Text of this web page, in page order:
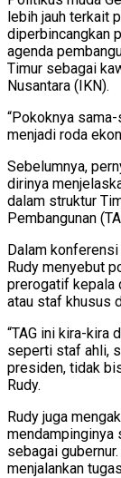
lebih jauh terkait
diperbincangkan
agenda
Timur sebagai
Nusantara (IKN).
“Pokoknya
menjadi roda
Sebelumnya,
dirinya
dalam struktur
Pembangunan
Dalam
Rudy menyebut
prerogatif kepala
atau staf khusus
“TAG ini kira-kira
seperti staf ahli,
presiden, tidak
Rudy.
Rudy juga
mendampinginya
sebagai
menjalankan